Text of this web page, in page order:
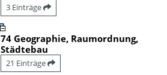
3 Einträge
74 Geographie, Raumordnung,
Städtebau
21 Einträge